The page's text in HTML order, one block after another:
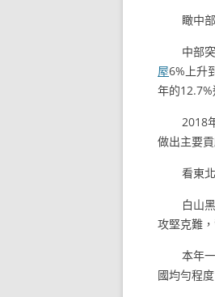
瞰中
中部
屋6%上升
年的
2018
做出主要貢
看東
白山
攻堅克難
本年
國均勻程